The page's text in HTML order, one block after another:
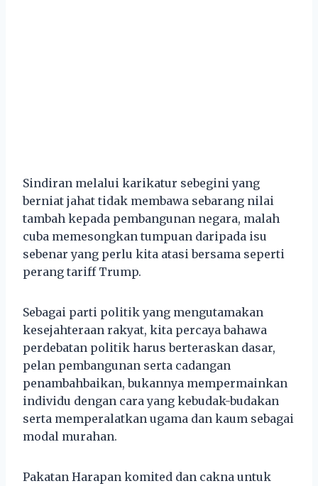
Sindiran melalui karikatur sebegini yang
berniat jahat tidak membawa sebarang nilai
tambah kepada pembangunan negara, malah
cuba memesongkan tumpuan daripada isu
sebenar yang perlu kita atasi bersama seperti
perang tariff Trump.
Sebagai parti politik yang mengutamakan
kesejahteraan rakyat, kita percaya bahawa
perdebatan politik harus berteraskan dasar,
pelan pembangunan serta cadangan
penambahbaikan, bukannya mempermainkan
individu dengan cara yang kebudak-budakan
serta memperalatkan ugama dan kaum sebagai
modal murahan.
Pakatan Harapan komited dan cakna untuk